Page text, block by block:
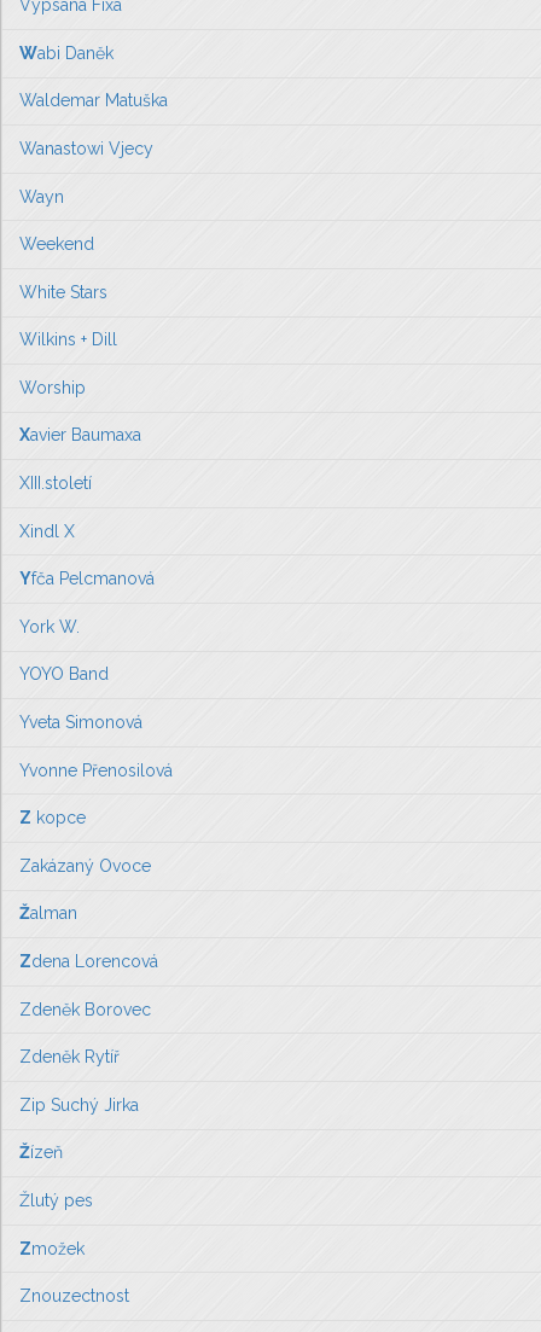
Vypsaná Fixa
Wabi Daněk
Waldemar Matuška
Wanastowi Vjecy
Wayn
Weekend
White Stars
Wilkins + Dill
Worship
Xavier Baumaxa
XIII.století
Xindl X
Yfča Pelcmanová
York W.
YOYO Band
Yveta Simonová
Yvonne Přenosilová
Z kopce
Zakázaný Ovoce
Žalman
Zdena Lorencová
Zdeněk Borovec
Zdeněk Rytíř
Zip Suchý Jirka
Žízeň
Žlutý pes
Zmožek
Znouzectnost